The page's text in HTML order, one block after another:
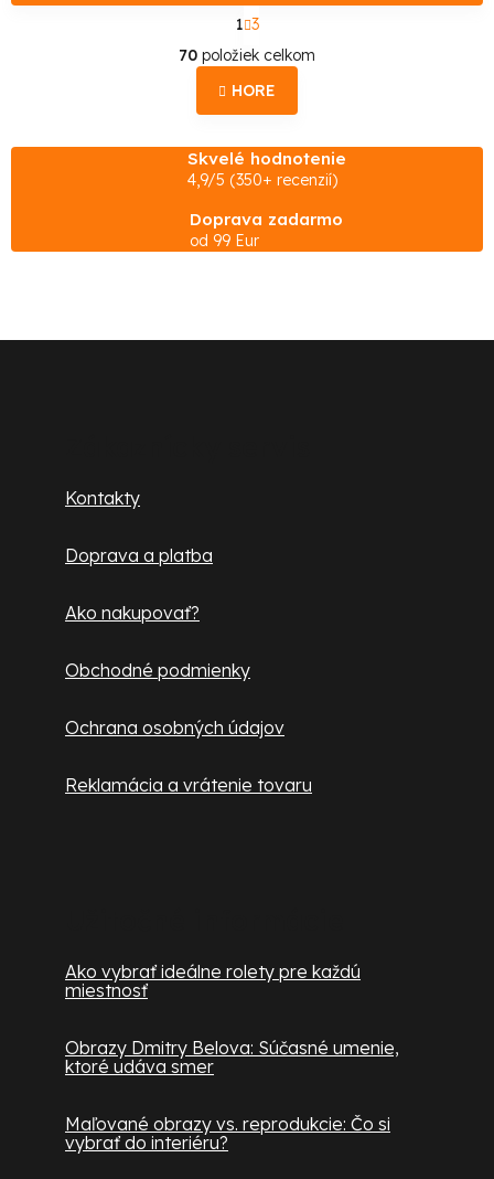
O
v
l
á
d
c
i
r
S
t
r
á
n
v
a
n
e
1 3
70 položiek celkom
HORE
Skvelé hodnotenie
4,9/5 (350+ recenzií)
Doprava zadarmo
od 99 Eur
Kontakty
Doprava a platba
Ako nakupovať?
Obchodné podmienky
Ochrana osobných údajov
Reklamácia a vrátenie tovaru
Ako vybrať ideálne rolety pre každú
miestnosť
Obrazy Dmitry Belova: Súčasné umenie,
ktoré udáva smer
Maľované obrazy vs. reprodukcie: Čo si
vybrať do interiéru?